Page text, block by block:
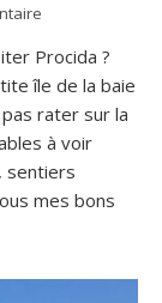
Procida ?
île de la baie
rater sur la
à voir
sentiers
mes bons